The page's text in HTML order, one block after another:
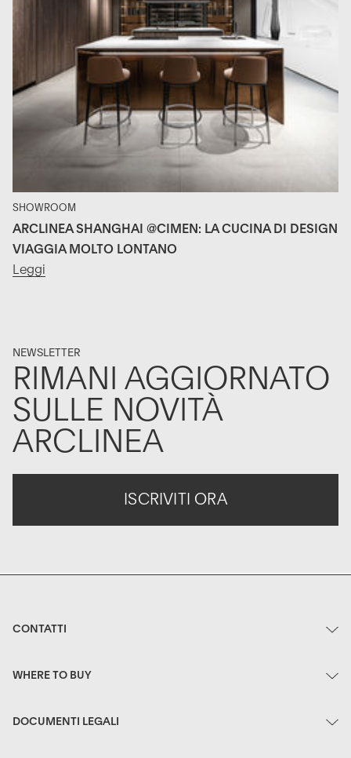
SHOWROOM
ARCLINEA SHANGHAI @CIMEN: LA CUCINA DI DESIGN
VIAGGIA MOLTO LONTANO
Leggi
NEWSLETTER
RIMANI AGGIORNATO
SULLE NOVITÀ
ARCLINEA
ISCRIVITI ORA
CONTATTI
WHERE TO BUY
DOCUMENTI LEGALI